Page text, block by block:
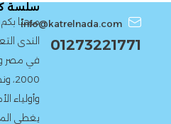
info@katrelnada.com
01273221771
سلسة
مرحبًا
الندى
في مصر
وأولياء
يغطي